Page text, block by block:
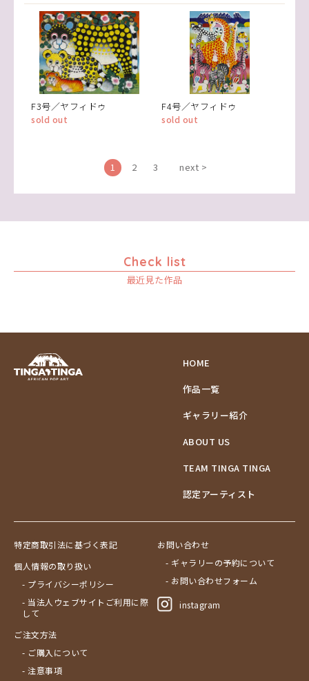
F3号／ヤフィドゥ
sold out
F4号／ヤフィドゥ
sold out
1 2 3 next >
Check list
最近見た作品
HOME
作品一覧
ギャラリー紹介
ABOUT US
TEAM TINGA TINGA
認定アーティスト
特定商取引法に基づく表記
個人情報の取り扱い
- プライバシーポリシー
- 当法人ウェブサイトご利用に際
して
ご注文方法
- ご購入について
- 注意事項
お問い合わせ
- ギャラリーの予約について
- お問い合わせフォーム
instagram